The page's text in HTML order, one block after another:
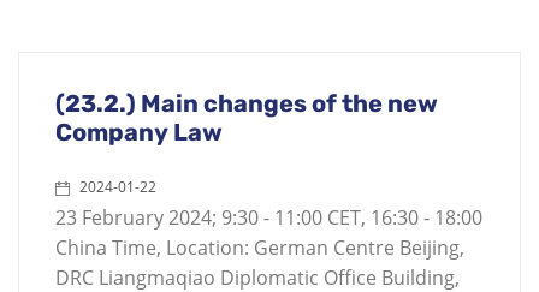
(23.2.) Main changes of the new
Company Law
2024-01-22
23 February 2024; 9:30 - 11:00 CET, 16:30 - 18:00
China Time, Location: German Centre Beijing,
DRC Liangmaqiao Diplomatic Office Building,